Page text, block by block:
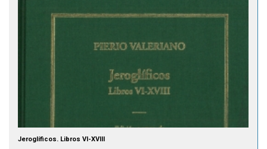
Jeroglíficos. Libros VI-XVIII